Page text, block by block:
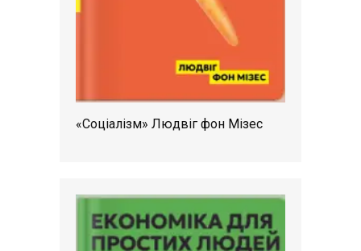
«Соціалізм» Людвіг фон Мізес